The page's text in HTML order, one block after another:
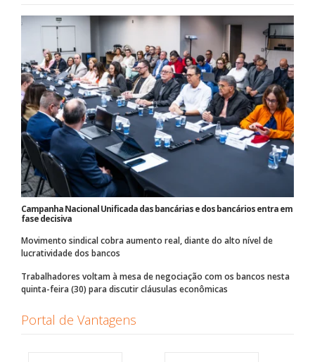
Campanha Nacional Unificada das bancárias e dos bancários entra em
fase decisiva
Movimento sindical cobra aumento real, diante do alto nível de
lucratividade dos bancos
Trabalhadores voltam à mesa de negociação com os bancos nesta
quinta-feira (30) para discutir cláusulas econômicas
Portal de Vantagens